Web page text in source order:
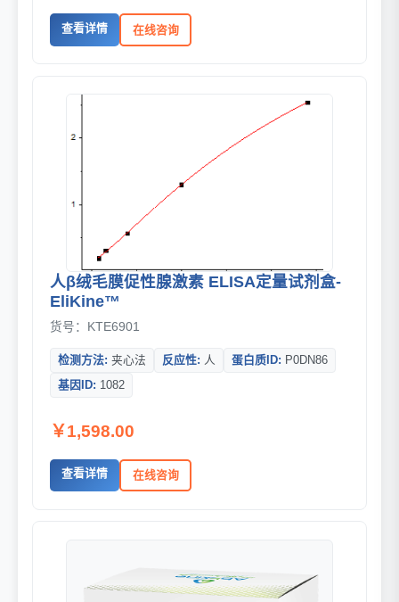
查看详情 在线咨询
人β绒毛膜促性腺激素 ELISA定量试剂盒-
EliKine™
货号：KTE6901
检测方法: 夹心法 反应性: 人 蛋白质ID: P0DN86
基因ID: 1082
￥1,598.00
查看详情 在线咨询